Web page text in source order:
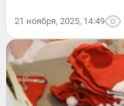
21 ноября, 2025, 14:49